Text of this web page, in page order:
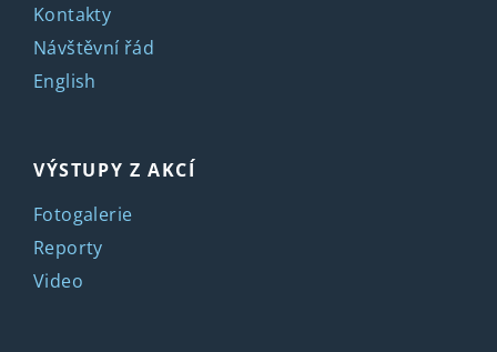
Kontakty
Návštěvní řád
English
VÝSTUPY Z AKCÍ
Fotogalerie
Reporty
Video